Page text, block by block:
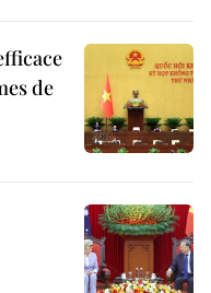
de